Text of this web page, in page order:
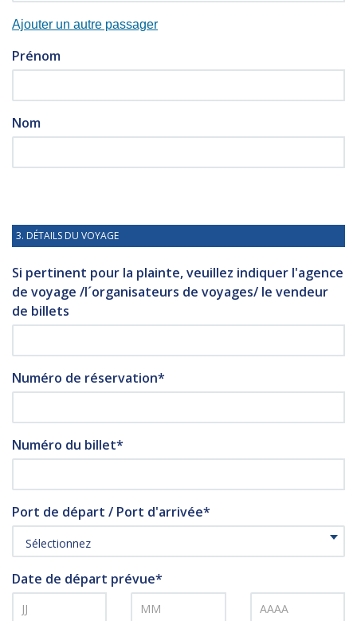
Prénom
Nom
3. DÉTAILS DU VOYAGE
Si pertinent pour la plainte, veuillez indiquer l'agence
de voyage /l´organisateurs de voyages/ le vendeur
de billets
Numéro de réservation*
Numéro du billet*
Port de départ / Port d'arrivée*
Sélectionnez
Date de départ prévue*